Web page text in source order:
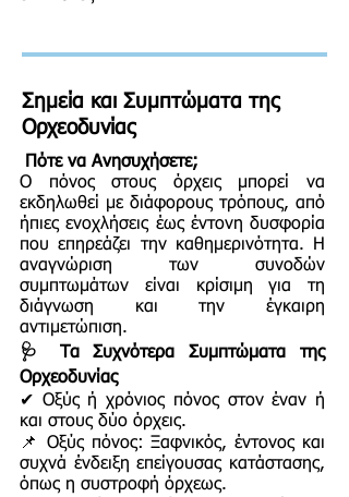
Σημεία και Συμπτώματα της
Ορχεοδυνίας
Πότε να Ανησυχήσετε;
Ο πόνος στους όρχεις μπορεί να
εκδηλωθεί με διάφορους τρόπους, από
ήπιες ενοχλήσεις έως έντονη δυσφορία
που επηρεάζει την καθημερινότητα. Η
αναγνώριση των συνοδών
συμπτωμάτων είναι κρίσιμη για τη
διάγνωση και την έγκαιρη
αντιμετώπιση.
🩺 Τα Συχνότερα Συμπτώματα της
Ορχεοδυνίας
✔ Οξύς ή χρόνιος πόνος στον έναν ή
και στους δύο όρχεις.
📌 Οξύς πόνος: Ξαφνικός, έντονος και
συχνά ένδειξη επείγουσας κατάστασης,
όπως η συστροφή όρχεως.